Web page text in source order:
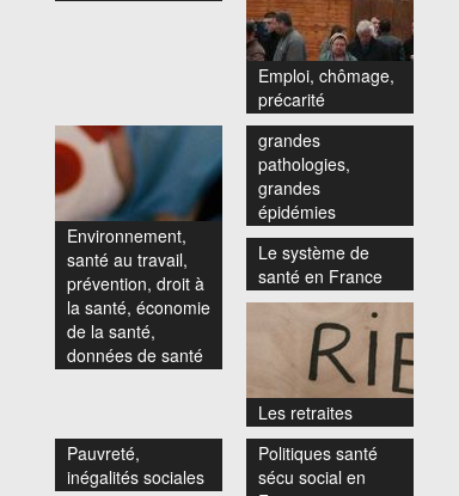
Emploi, chômage,
précarité
Environnement,
santé au travail,
prévention, droit à
la santé, économie
de la santé,
données de santé
grandes
pathologies,
grandes
épidémies
Le système de
santé en France
Les retraites
Pauvreté,
inégalités sociales
Politiques santé
sécu social en